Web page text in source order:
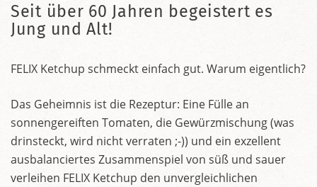
Seit über 60 Jahren begeistert es
Jung und Alt!
FELIX Ketchup schmeckt einfach gut. Warum eigentlich?
Das Geheimnis ist die Rezeptur: Eine Fülle an
sonnengereiften Tomaten, die Gewürzmischung (was
drinsteckt, wird nicht verraten ;-)) und ein exzellent
ausbalanciertes Zusammenspiel von süß und sauer
verleihen FELIX Ketchup den unvergleichlichen